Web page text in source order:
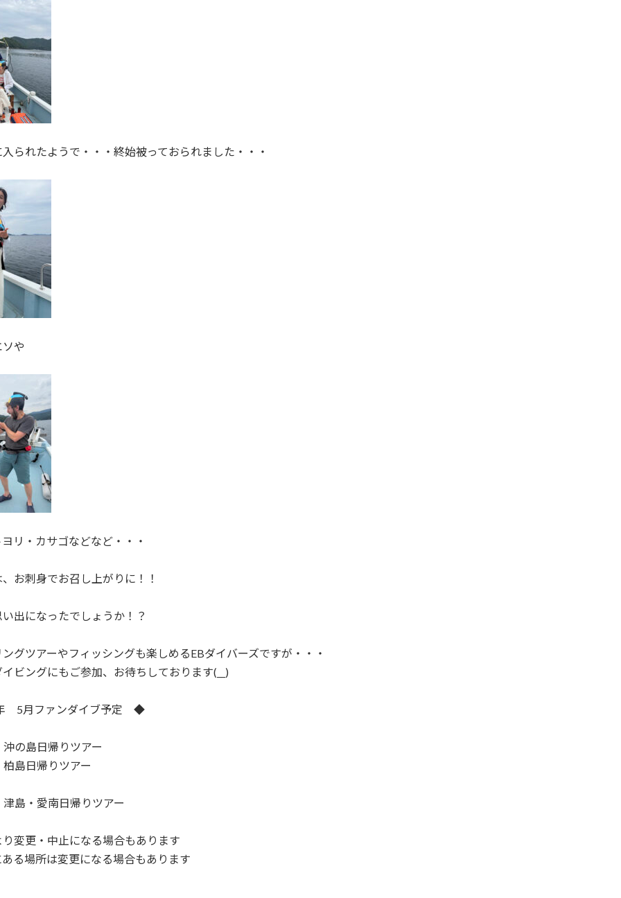
られたようで・・・終始被っておられました・・・
や
リ・カサゴなどなど・・・
お刺身でお召し上がりに！！
出になったでしょうか！？
グツアーやフィッシングも楽しめるEBダイバーズですが・・・
ビングにもご参加、お待ちしております(__)
5月ファンダイブ予定 ◆
の島日帰りツアー
島日帰りツアー
島・愛南日帰りツアー
変更・中止になる場合もあります
る場所は変更になる場合もあります